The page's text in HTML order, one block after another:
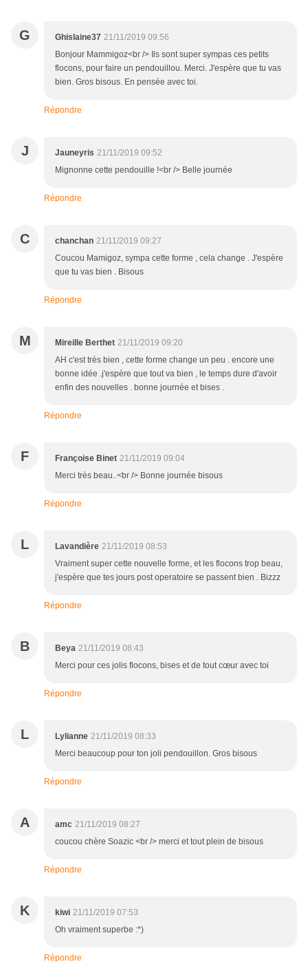
G Ghislaine37 21/11/2019 09:56
Bonjour Mammigoz<br /> Ils sont super sympas ces petits
flocons, pour faire un pendouillou. Merci. J'espère que tu vas
bien. Gros bisous. En pensée avec toi.
Répondre
J Jauneyris 21/11/2019 09:52
Mignonne cette pendouille !<br /> Belle journée
Répondre
C chanchan 21/11/2019 09:27
Coucou Mamigoz, sympa cette forme , cela change . J'espère
que tu vas bien . Bisous
Répondre
M Mireille Berthet 21/11/2019 09:20
AH c'est très bien , cette forme change un peu . encore une
bonne idée .j'espère que tout va bien , le temps dure d'avoir
enfin des nouvelles . bonne journée et bises .
Répondre
F Françoise Binet 21/11/2019 09:04
Merci très beau..<br /> Bonne journée bisous
Répondre
L Lavandière 21/11/2019 08:53
Vraiment super cette nouvelle forme, et les flocons trop beau,
j'espère que tes jours post operatoire se passent bien . Bizzz
Répondre
B Beya 21/11/2019 08:43
Merci pour ces jolis flocons, bises et de tout cœur avec toi
Répondre
L Lylianne 21/11/2019 08:33
Merci beaucoup pour ton joli pendouillon. Gros bisous
Répondre
A amc 21/11/2019 08:27
coucou chère Soazic <br /> merci et tout plein de bisous
Répondre
K kiwi 21/11/2019 07:53
Oh vraiment superbe :*)
Répondre